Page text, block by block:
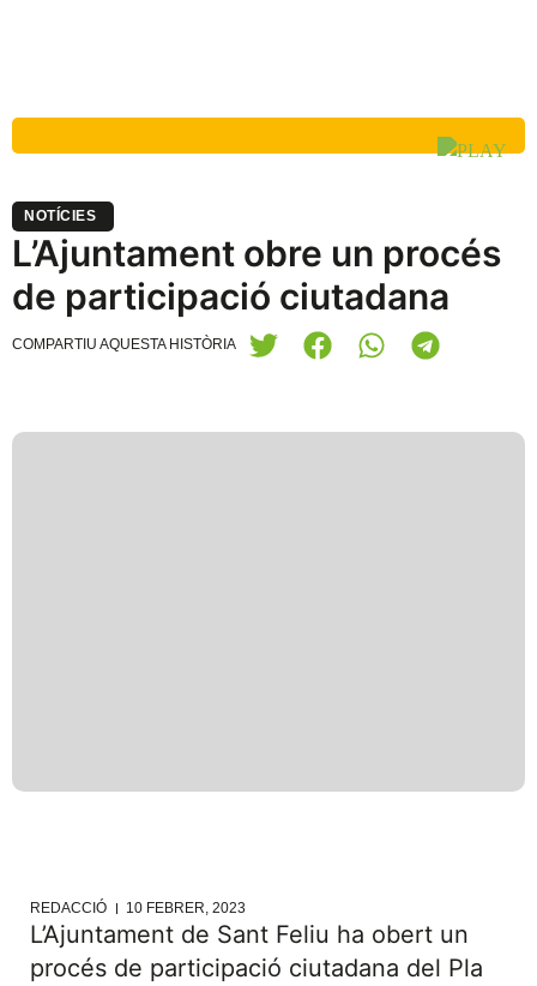
NOTÍCIES
L’Ajuntament obre un procés
de participació ciutadana
COMPARTIU AQUESTA HISTÒRIA
REDACCIÓ 10 FEBRER, 2023
L’Ajuntament de Sant Feliu ha obert un
procés de participació ciutadana del Pla